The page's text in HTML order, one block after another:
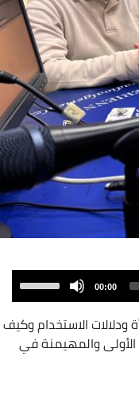
00:00
keys
to
الاستخدام وكيف
الأولى والمهيمنة في